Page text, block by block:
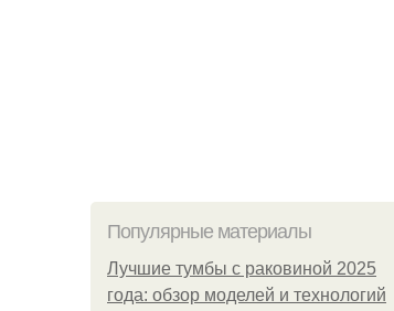
Популярные материалы
Лучшие тумбы с раковиной 2025
года: обзор моделей и технологий